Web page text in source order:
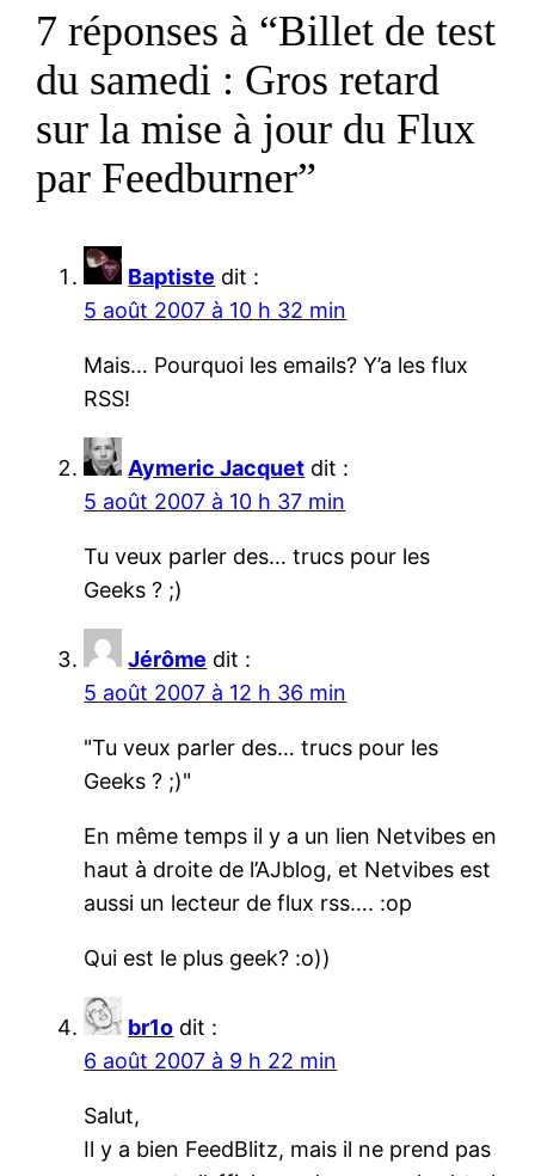
7 réponses à “Billet de test
du samedi : Gros retard
sur la mise à jour du Flux
par Feedburner”
Baptiste dit :
5 août 2007 à 10 h 32 min
Mais… Pourquoi les emails? Y’a les flux
RSS!
Aymeric Jacquet dit :
5 août 2007 à 10 h 37 min
Tu veux parler des… trucs pour les
Geeks ? ;)
Jérôme dit :
5 août 2007 à 12 h 36 min
Tu veux parler des… trucs pour les
Geeks ? ;)
En même temps il y a un lien Netvibes en
haut à droite de l’AJblog, et Netvibes est
aussi un lecteur de flux rss…. :op
Qui est le plus geek? :o))
br1o dit :
6 août 2007 à 9 h 22 min
Salut,
Il y a bien FeedBlitz, mais il ne prend pas